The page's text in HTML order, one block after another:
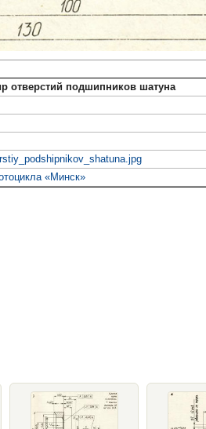
отверстий подшипников шатуна
«Минск»